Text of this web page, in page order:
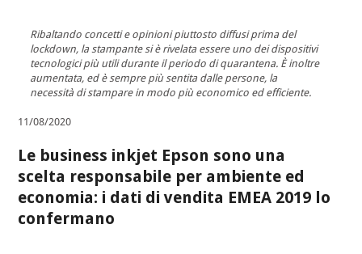
Ribaltando concetti e opinioni piuttosto diffusi prima del
lockdown, la stampante si è rivelata essere uno dei dispositivi
tecnologici più utili durante il periodo di quarantena. È inoltre
aumentata, ed è sempre più sentita dalle persone, la
necessità di stampare in modo più economico ed efficiente.
11/08/2020
Le business inkjet Epson sono una
scelta responsabile per ambiente ed
economia: i dati di vendita EMEA 2019 lo
confermano